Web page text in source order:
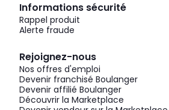
Informations sécurité
Rappel produit
Alerte fraude
Rejoignez-nous
Nos offres d'emploi
Devenir franchisé Boulanger
Devenir affilié Boulanger
Découvrir la Marketplace